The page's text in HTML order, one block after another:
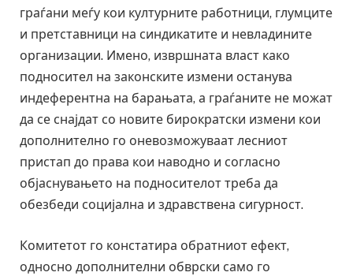
граѓани меѓу кои културните работници, глумците
и претставници на синдикатите и невладините
организации. Имено, извршната власт како
подносител на законските измени останува
индеферентна на барањата, а граѓаните не можат
да се снајдат со новите бирократски измени кои
дополнително го оневозможуваат лесниот
пристап до права кои наводно и согласно
објаснувањето на подносителот треба да
обезбеди социјална и здравствена сигурност.
Комитетот го констатира обратниот ефект,
односно дополнителни обврски само го